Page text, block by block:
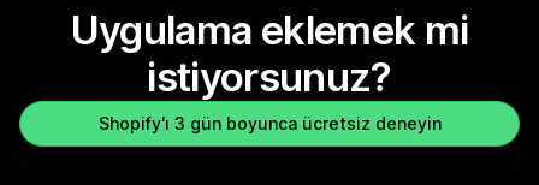
Uygulama eklemek mi
istiyorsunuz?
Shopify'ı 3 gün boyunca ücretsiz deneyin